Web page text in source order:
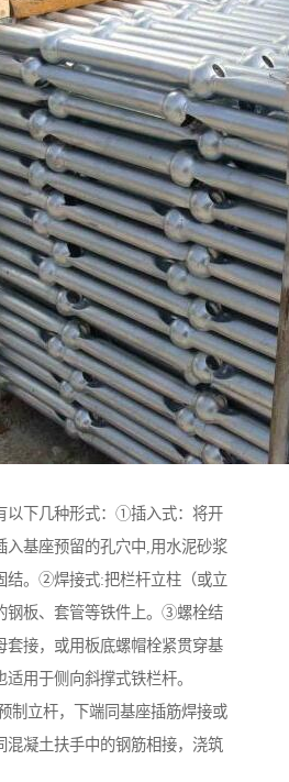
以下几种形式：①插入式：将开
入基座预留的孔穴中,用水泥砂浆
结。②焊接式:把栏杆立柱（或立
钢板、套管等铁件上。③螺栓结
套接，或用板底螺帽栓紧贯穿基
用于侧向斜撑式铁栏杆。
制立杆，下端同基座插筋焊接或
混凝土扶手中的钢筋相接，浇筑